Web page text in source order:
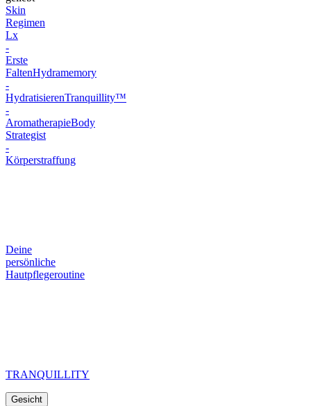
Skin
Regimen
Lx
-
Erste
FaltenHydramemory
-
HydratisierenTranquillity™
-
AromatherapieBody
Strategist
-
Körperstraffung
Deine
persönliche
Hautpflegeroutine
TRANQUILLITY
Gesicht